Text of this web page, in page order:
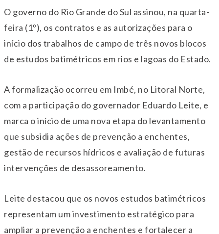
O governo do Rio Grande do Sul assinou, na quarta-
feira (1º), os contratos e as autorizações para o
início dos trabalhos de campo de três novos blocos
de estudos batimétricos em rios e lagoas do Estado.
A formalização ocorreu em Imbé, no Litoral Norte,
com a participação do governador Eduardo Leite, e
marca o início de uma nova etapa do levantamento
que subsidia ações de prevenção a enchentes,
gestão de recursos hídricos e avaliação de futuras
intervenções de desassoreamento.
Leite destacou que os novos estudos batimétricos
representam um investimento estratégico para
ampliar a prevenção a enchentes e fortalecer a